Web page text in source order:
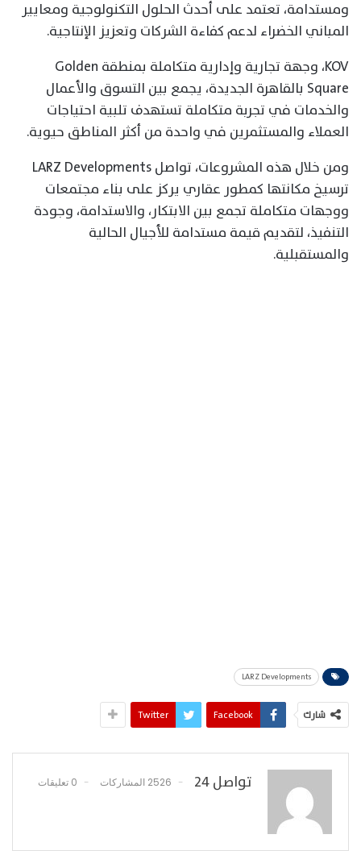
ومستدامة، تعتمد على أحدث الحلول التكنولوجية ومعايير
المباني الخضراء لدعم كفاءة الشركات وتعزيز الإنتاجية.
KOV، وجهة تجارية وإدارية متكاملة بمنطقة Golden
Square بالقاهرة الجديدة، يجمع بين التسوق والأعمال
والخدمات في تجربة متكاملة تستهدف تلبية احتياجات
العملاء والمستثمرين في واحدة من أكثر المناطق حيوية.
ومن خلال هذه المشروعات، تواصل LARZ Developments
ترسيخ مكانتها كمطور عقاري يركز على بناء مجتمعات
ووجهات متكاملة تجمع بين الابتكار، والاستدامة، وجودة
التنفيذ، لتقديم قيمة مستدامة للأجيال الحالية
والمستقبلية.
LARZ Developments
شارك Facebook
Twitter
تواصل 24 2526 المشاركات 0 تعليقات